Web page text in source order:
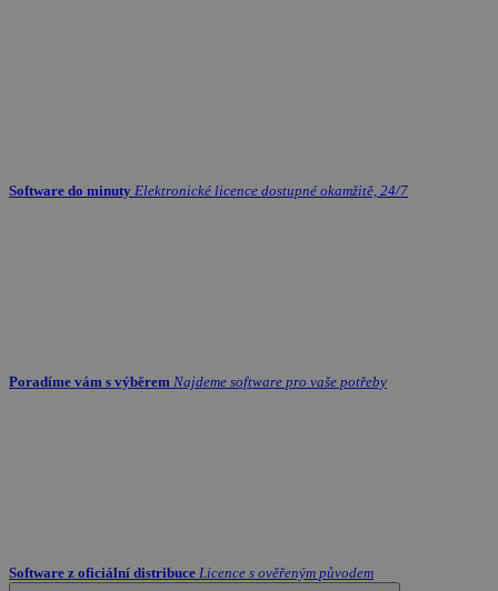
Software do minuty Elektronické licence dostupné okamžitě, 24/7
Poradíme vám s výběrem Najdeme software pro vaše potřeby
Software z oficiální distribuce Licence s ověřeným původem